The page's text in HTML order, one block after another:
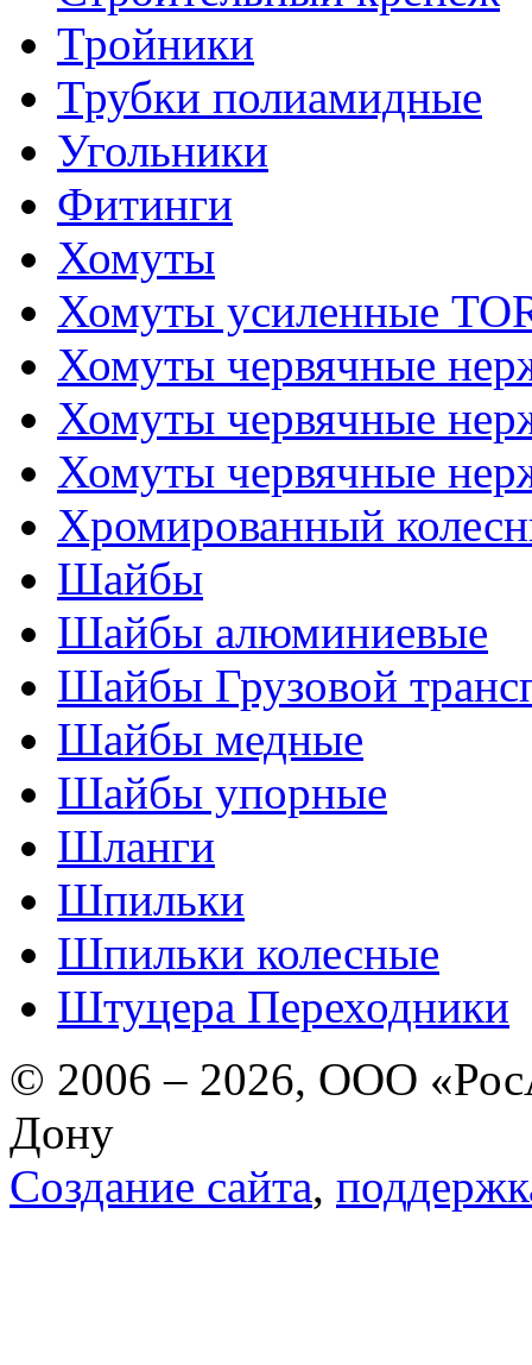
Тройники
Трубки полиамидные
Угольники
Фитинги
Хомуты
Хомуты усиленные
Хомуты червячные
Хомуты червячные
Хомуты червячные
Хромированный
Шайбы
Шайбы алюминиевые
Шайбы Грузовой
Шайбы медные
Шайбы упорные
Шланги
Шпильки
Шпильки колесные
Штуцера Переходники
© 2006 – 2026, ООО
Дону
Создание сайта,